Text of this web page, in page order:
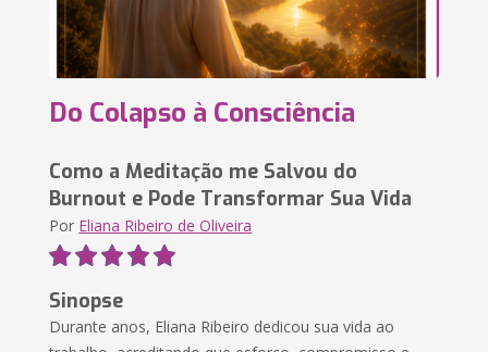
Do Colapso à Consciência
Como a Meditação me Salvou do
Burnout e Pode Transformar Sua Vida
Por Eliana Ribeiro de Oliveira
Sinopse
Durante anos, Eliana Ribeiro dedicou sua vida ao